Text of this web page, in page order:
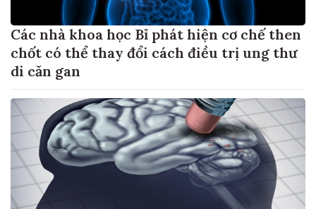
Các nhà khoa học Bỉ phát hiện cơ chế then
chốt có thể thay đổi cách điều trị ung thư
di căn gan